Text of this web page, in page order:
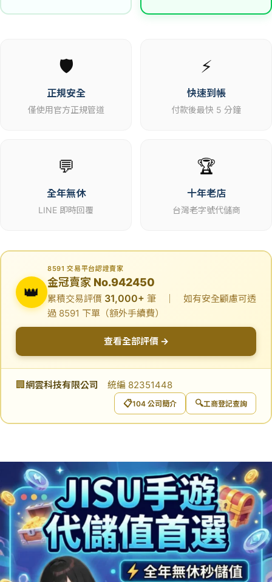
🛡️
正規安全
僅使用官方正規管道
⚡
快速到帳
付款後最快 5 分鐘
💬
全年無休
LINE 即時回覆
🏆
十年老店
台灣老字號代儲商
👑
8591 交易平台認證賣家
金冠賣家 No.942450
累積交易評價 31,000+ 筆 ｜ 如有安全顧慮可透
過 8591 下單（額外手續費）
查看全部評價 →
🏢 網雲科技有限公司 統編 82351448
📋104 公司簡介 🔍工商登記查詢